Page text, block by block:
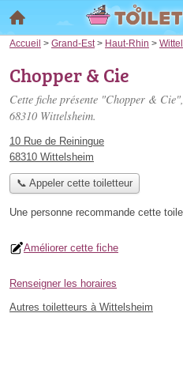
Accueil > Grand-Est > Haut-Rhin >
Chopper & Cie
Cette fiche présente "Chopper &
68310 Wittelsheim.
10 Rue de Reiningue
68310 Wittelsheim
📞 Appeler cette toiletteur
Une personne recommande cette
Améliorer cette fiche
Renseigner les horaires
Autres toiletteurs à Wittelsheim